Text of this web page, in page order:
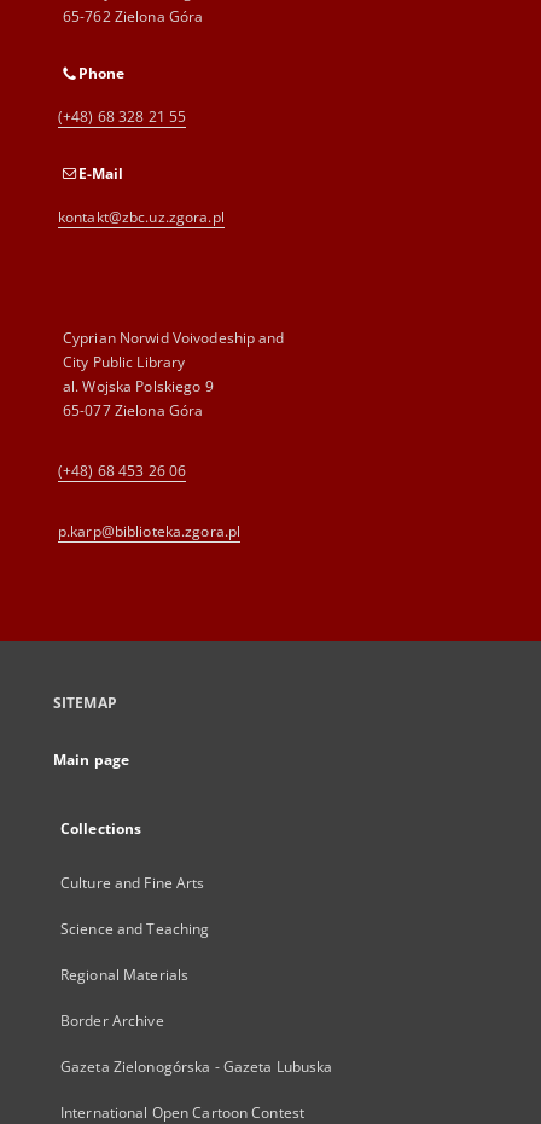
65-762 Zielona Góra
Phone
(+48) 68 328 21 55
E-Mail
kontakt@zbc.uz.zgora.pl
Cyprian Norwid Voivodeship and
City Public Library
al. Wojska Polskiego 9
65-077 Zielona Góra
(+48) 68 453 26 06
p.karp@biblioteka.zgora.pl
SITEMAP
Main page
Collections
Culture and Fine Arts
Science and Teaching
Regional Materials
Border Archive
Gazeta Zielonogórska - Gazeta Lubuska
International Open Cartoon Contest